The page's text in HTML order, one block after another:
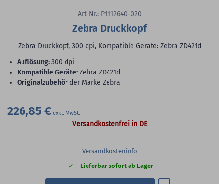
Art-Nr.: P1112640-020
Zebra Druckkopf
Zebra Druckkopf, 300 dpi, Kompatible Geräte: Zebra ZD421d
Auflösung:300 dpi
Kompatible Geräte:Zebra ZD421d
Originalzubehör der Marke Zebra
226,85 €
Versandkostenfrei in DE
Versandkosteninfo
Lieferbar sofort ab Lager